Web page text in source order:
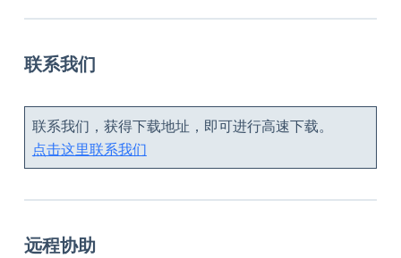
联系我们
联系我们，获得下载地址，即可进行高速下载。
点击这里联系我们
远程协助